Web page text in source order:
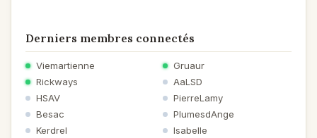
Derniers membres connectés
Viemartienne
Gruaur
Rickways
AaLSD
HSAV
PierreLamy
Besac
PlumesdAnge
Kerdrel
Isabelle